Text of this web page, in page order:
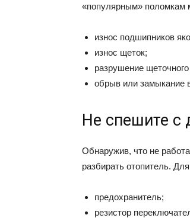
«популярным» поломкам
износ подшипников
износ щеток;
разрушение
обрыв или замыкание
Не спешите с
Обнаружив, что не
разбирать отопитель.
предохранитель;
резистор